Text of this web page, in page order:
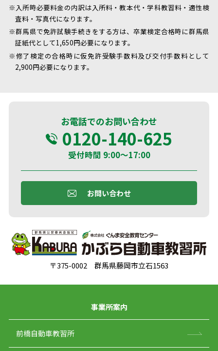
※入所時必要料金の内訳は入所料・教本代・学科教習料・適性検
査料・写真代になります。
※群馬県で免許試験手続きをする方は、卒業検定合格時に群馬県
証紙代として1,650円必要になります。
※修了検定の合格時に仮免許受験手数料及び交付手数料として
2,900円必要になります。
お電話でのお問い合わせ
0120-140-625
受付時間 9:00～17:00
お問い合わせ
〒375-0002 群馬県藤岡市立石1563
事業所案内
前橋自動車教習所